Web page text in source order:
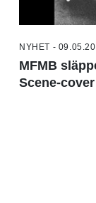
NYHET -
MFMB
Scene-cover